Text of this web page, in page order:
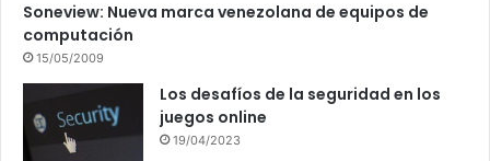
Soneview: Nueva marca venezolana de equipos de
computación
15/05/2009
Los desafíos de la seguridad en los
juegos online
19/04/2023